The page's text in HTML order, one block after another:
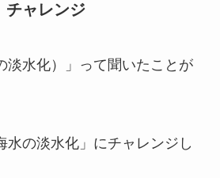
チャレンジ
淡水化）」って聞いたことが
水の淡水化」にチャレンジし